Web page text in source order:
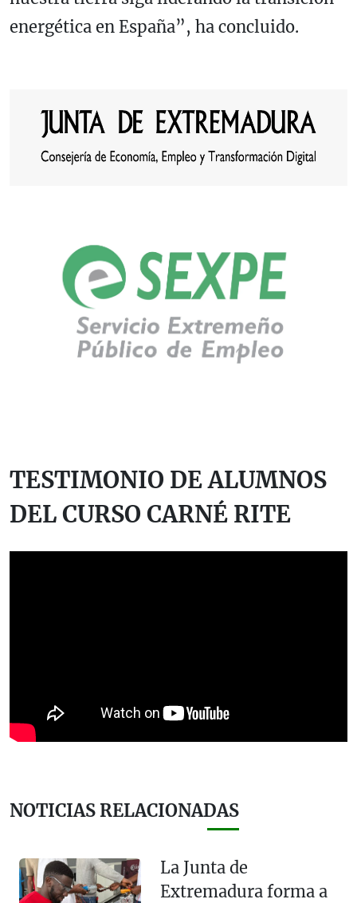
energética en España”, ha concluido.
TESTIMONIO DE ALUMNOS
DEL CURSO CARNÉ RITE
NOTICIAS RELACIONADAS
La Junta de
Extremadura forma a